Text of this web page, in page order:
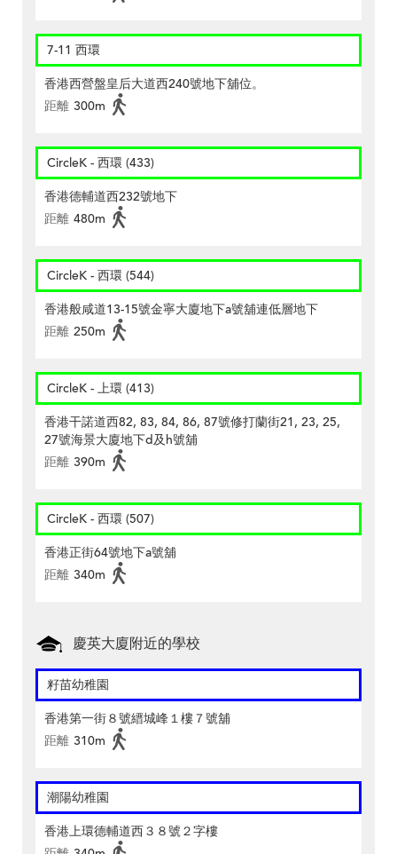
7-11 西環
香港西營盤皇后大道西240號地下舖位。
距離 300m
CircleK - 西環 (433)
香港德輔道西232號地下
距離 480m
CircleK - 西環 (544)
香港般咸道13-15號金寧大廈地下a號舖連低層地下
距離 250m
CircleK - 上環 (413)
香港干諾道西82, 83, 84, 86, 87號修打蘭街21, 23, 25,
27號海景大廈地下d及h號舖
距離 390m
CircleK - 西環 (507)
香港正街64號地下a號舖
距離 340m
慶英大廈附近的學校
籽苗幼稚園
香港第一街８號縉城峰１樓７號舖
距離 310m
潮陽幼稚園
香港上環德輔道西３８號２字樓